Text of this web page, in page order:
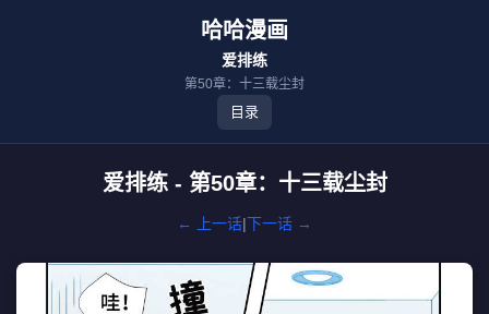
哈哈漫画
爱排练
第50章：十三载尘封
目录
爱排练 - 第50章：十三载尘封
← 上一话|下一话 →